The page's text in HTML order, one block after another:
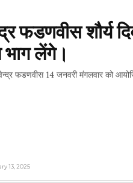
फडणवीस शौर्य
भाग लेंगे।
फडणवीस 14 जनवरी मंगलवार को
13, 2025